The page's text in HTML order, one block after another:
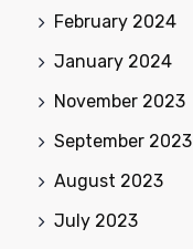
February 2024
January 2024
November 2023
September 2023
August 2023
July 2023